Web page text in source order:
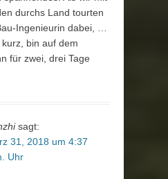
durchs Land tourten
Ingenieurin dabei, …
kurz, bin auf dem
für zwei, drei Tage
sagt:
31, 2018 um 4:37
Uhr